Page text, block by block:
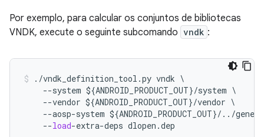
Por exemplo, para calcular os conjuntos de bibliotecas
VNDK, execute o seguinte subcomando vndk :
./vndk_definition_tool .py vndk \
--system ${ANDROID_PRODUCT_OUT}/system
--vendor ${ANDROID_PRODUCT_OUT}/vendor
--aosp-system ${ANDROID_PRODUCT_OUT}/../
--load-extra-deps dlopen .dep